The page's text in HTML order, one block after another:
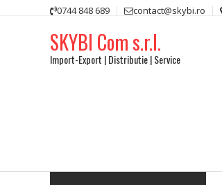
0744 848 689 contact@skybi.ro
SKYBI Com s.r.l.
Import-Export | Distributie | Service